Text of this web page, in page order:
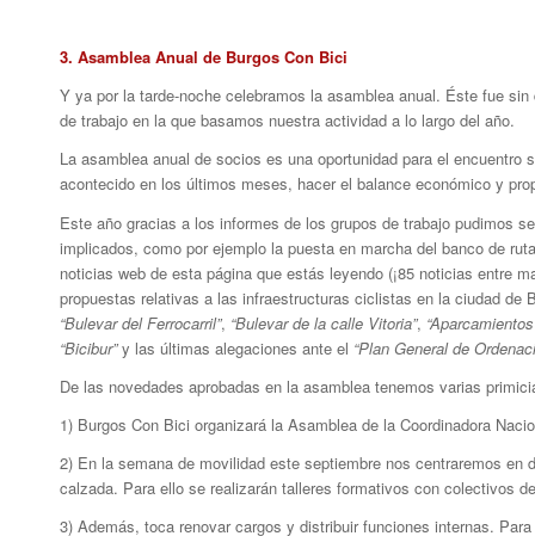
3. Asamblea Anual de Burgos Con Bici
Y ya por la tarde-noche celebramos la asamblea anual. Éste fue
de trabajo en la que basamos nuestra actividad a lo largo del año.
La asamblea anual de socios es una oportunidad para el
acontecido en los últimos meses, hacer el balance económico y
Este año gracias a los informes de los grupos de trabajo pudimos
implicados, como por ejemplo la puesta en marcha del banco de
noticias web de esta página que estás leyendo (¡85 noticias entre
propuestas relativas a las infraestructuras ciclistas en la ciudad
“Bulevar del Ferrocarril”, “Bulevar de la calle Vitoria”,
“Bicibur”y las últimas alegaciones ante el “Plan General de
De las novedades aprobadas en la asamblea tenemos varias
1) Burgos Con Bici organizará la Asamblea de la Coordinadora
2) En la semana de movilidad este septiembre nos centraremos
calzada. Para ello se realizarán talleres formativos con colectivos
3) Además, toca renovar cargos y distribuir funciones internas.